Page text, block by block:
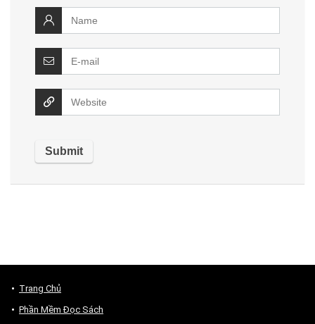
Trang Chủ
Phần Mềm Đọc Sách